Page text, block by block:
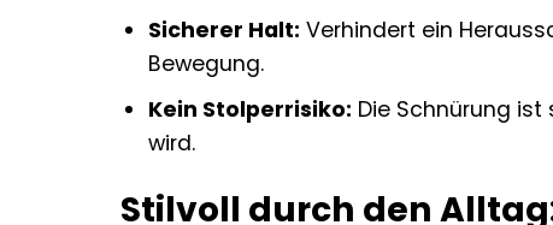
Sicherer Halt: Verhindert ein
Bewegung.
Kein Stolperrisiko: Die Schnürung
wird.
Stilvoll durch den